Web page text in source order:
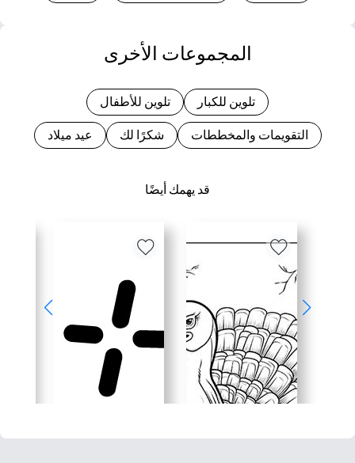
قد يهمك أيضًا
المجموعات الأخرى
تلوين للكبار تلوين للأطفال
التقويمات والمخططات شكرًا لك عيد ميلاد